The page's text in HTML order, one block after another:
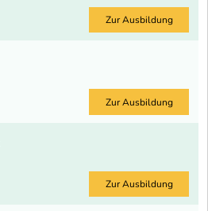
Zur Ausbildung
Zur Ausbildung
Zur Ausbildung